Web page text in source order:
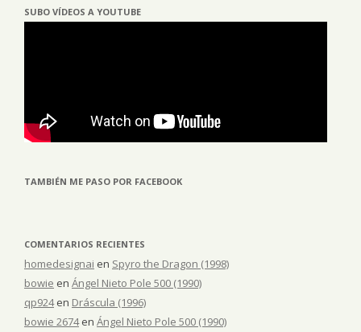
SUBO VÍDEOS A YOUTUBE
TAMBIÉN ME PASO POR FACEBOOK
COMENTARIOS RECIENTES
homedesignai en Spyro the Dragon (1998)
bowie en Ángel Nieto Pole 500 (1990)
qp924en Dráscula (1996)
bowie 2674en Ángel Nieto Pole 500 (1990)